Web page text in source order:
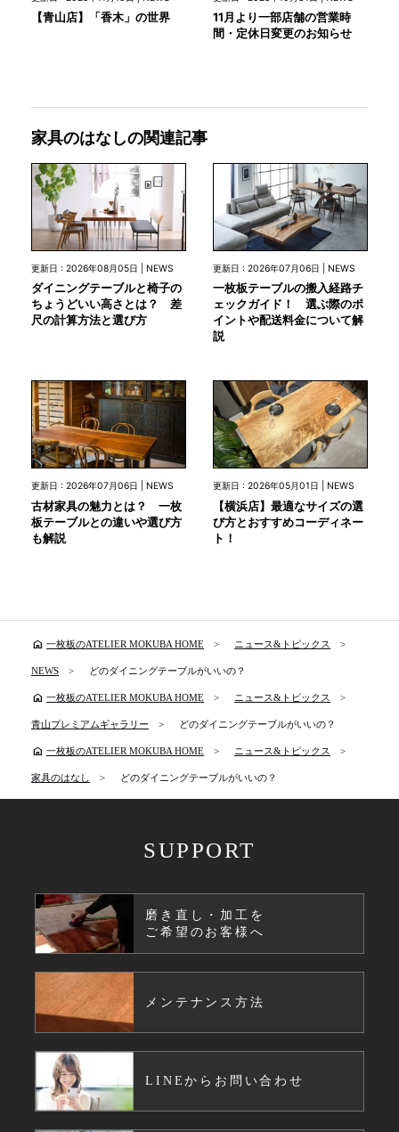
【青山店】「香木」の世界
11月より一部店舗の営業時
間・定休日変更のお知らせ
家具のはなしの関連記事
更新日 : 2026年08月05日 | NEWS
ダイニングテーブルと椅子の
ちょうどいい高さとは？ 差
尺の計算方法と選び方
更新日 : 2026年07月06日 | NEWS
一枚板テーブルの搬入経路チ
ェックガイド！ 選ぶ際のポ
イントや配送料金について解
説
更新日 : 2026年07月06日 | NEWS
古材家具の魅力とは？ 一枚
板テーブルとの違いや選び方
も解説
更新日 : 2026年05月01日 | NEWS
【横浜店】最適なサイズの選
び方とおすすめコーディネー
ト！
home 一枚板のATELIER MOKUBA HOME ニュース&トピックス
NEWS どのダイニングテーブルがいいの？
home 一枚板のATELIER MOKUBA HOME ニュース&トピックス
青山プレミアムギャラリー どのダイニングテーブルがいいの？
home 一枚板のATELIER MOKUBA HOME ニュース&トピックス
家具のはなし どのダイニングテーブルがいいの？
SUPPORT
磨き直し・加工を
ご希望のお客様へ
メンテナンス方法
LINEからお問い合わせ